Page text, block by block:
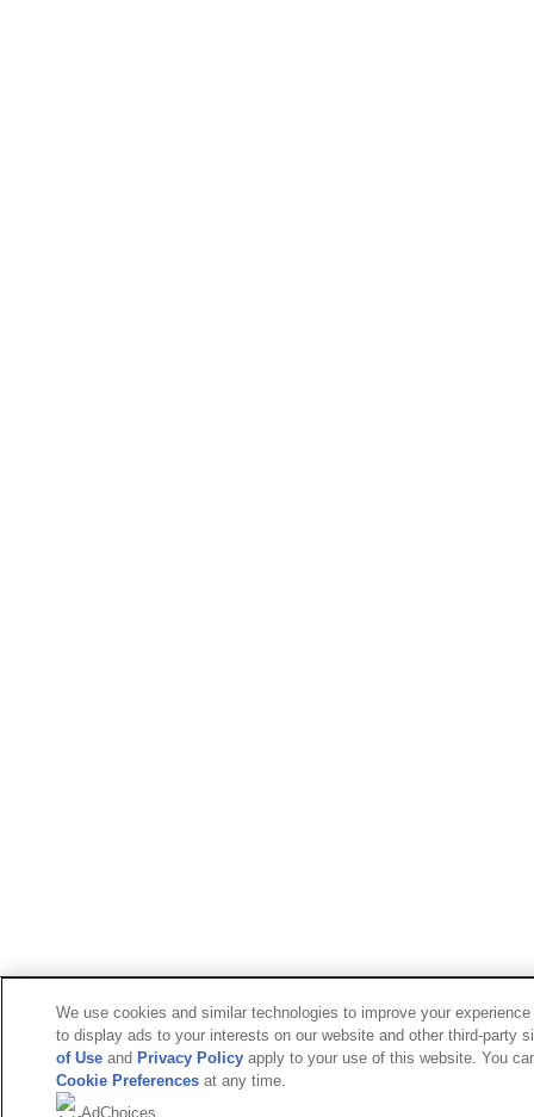
We use cookies and similar technologies to improve your
to display ads to your interests on our website and other third-party
of Use and Privacy Policy apply to your use of this website. You
Cookie Preferences at any time.
AdChoices